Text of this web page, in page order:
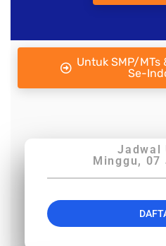
Untuk SMP/MTs
Se-
Jadwal
Minggu, 07